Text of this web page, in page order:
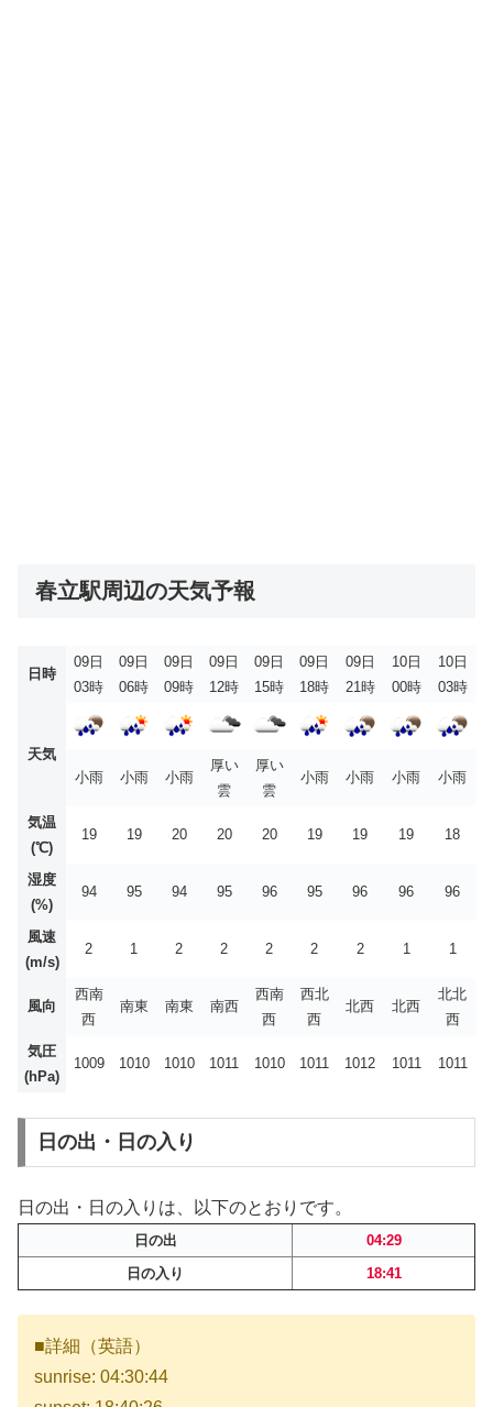
春立駅周辺の天気予報
日時
09日
03時
09日
06時
09日
09時
09日
12時
09日
15時
09日
18時
09日
21時
10日
00時
10日
03時
天気
小雨
小雨 小雨
厚い
雲
厚い
雲
小雨 小雨 小雨 小雨
気温
(℃)
19 19 20 20 20 19 19 19 18
湿度
(%)
94 95 94 95 96 95 96 96 96
風速
(m/s)
2 1 2 2 2 2 2 1 1
風向
西南
西
南東 南東 南西
西南
西
西北
西
北西 北西
北北
西
気圧
(hPa)
1009 1010 1010 1011 1010 1011 1012 1011 1011
日の出・日の入り
日の出・日の入りは、以下のとおりです。
日の出
04:29
日の入り
18:41
■詳細（英語）
sunrise: 04:30:44